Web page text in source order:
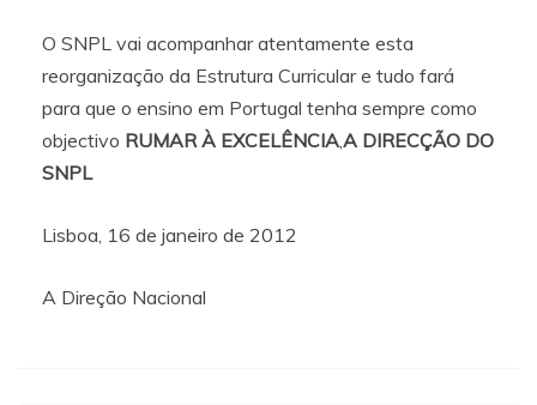
O SNPL vai acompanhar atentamente esta
reorganização da Estrutura Curricular e tudo fará
para que o ensino em Portugal tenha sempre como
objectivo RUMAR À EXCELÊNCIAA DIRECÇÃO DO
SNPL
Lisboa, 16 de janeiro de 2012
A Direção Nacional